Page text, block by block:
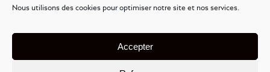
Nous utilisons des cookies pour optimiser notre site et nos services.
Accepter
Mention légales